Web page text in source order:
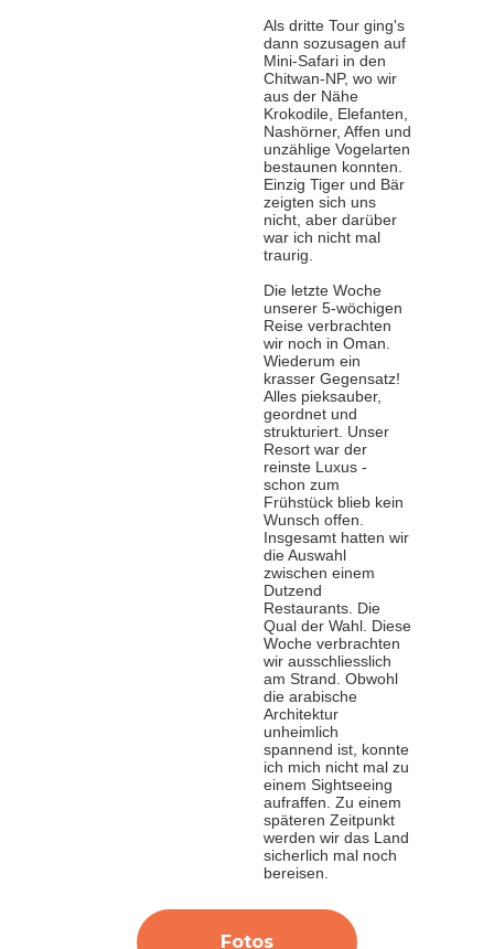
Als dritte Tour ging's
dann sozusagen auf
Mini-Safari in den
Chitwan-NP, wo wir
aus der Nähe
Krokodile, Elefanten,
Nashörner, Affen und
unzählige Vogelarten
bestaunen konnten.
Einzig Tiger und Bär
zeigten sich uns
nicht, aber darüber
war ich nicht mal
traurig.
Die letzte Woche
unserer 5-wöchigen
Reise verbrachten
wir noch in Oman.
Wiederum ein
krasser Gegensatz!
Alles pieksauber,
geordnet und
strukturiert. Unser
Resort war der
reinste Luxus -
schon zum
Frühstück blieb kein
Wunsch offen.
Insgesamt hatten wir
die Auswahl
zwischen einem
Dutzend
Restaurants. Die
Qual der Wahl. Diese
Woche verbrachten
wir ausschliesslich
am Strand. Obwohl
die arabische
Architektur
unheimlich
spannend ist, konnte
ich mich nicht mal zu
einem Sightseeing
aufraffen. Zu einem
späteren Zeitpunkt
werden wir das Land
sicherlich mal noch
bereisen.
Fotos